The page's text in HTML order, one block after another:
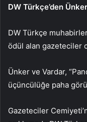
DW Türkçe’den
DW Türkçe
ödül alan gazeteciler
Ünker ve Vardar,
üçüncülüğe paha
Gazeteciler